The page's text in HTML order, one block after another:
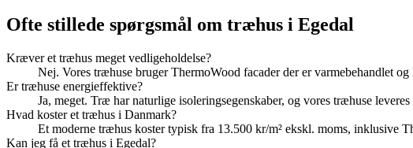
Ofte stillede spørgsmål om træhus i Egedal
Kræver et træhus meget vedligeholdelse?
Nej. Vores træhuse bruger ThermoWood facader der er varmebehandlet
Er træhuse energieffektive?
Ja, meget. Træ har naturlige isoleringsegenskaber, og vores træhuse
Hvad koster et træhus i Danmark?
Et moderne træhus koster typisk fra 13.500 kr/m² ekskl. moms, inklusive
Kan jeg få et træhus i Egedal?